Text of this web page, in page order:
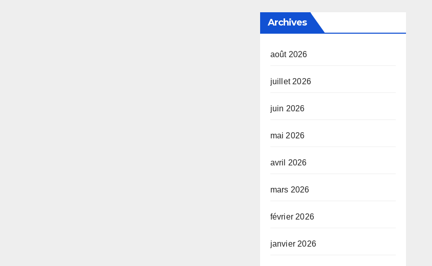
Archives
août 2026
juillet 2026
juin 2026
mai 2026
avril 2026
mars 2026
février 2026
janvier 2026